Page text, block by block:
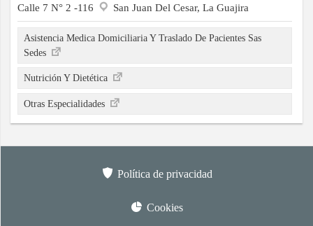
Calle 7 N° 2 -116
San Juan Del Cesar, La Guajira
Asistencia Medica Domiciliaria Y Traslado De Pacientes Sas
Sedes
Nutrición Y Dietética
Otras Especialidades
Política de privacidad
Cookies